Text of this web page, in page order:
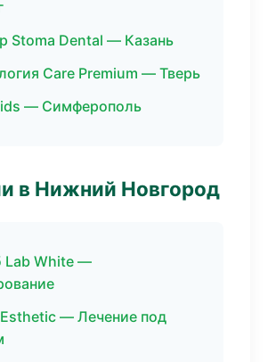
Stoma Dental — Казань
Care Premium — Тверь
— Симферополь
в Нижний Новгород
Lab White —
— Лечение под